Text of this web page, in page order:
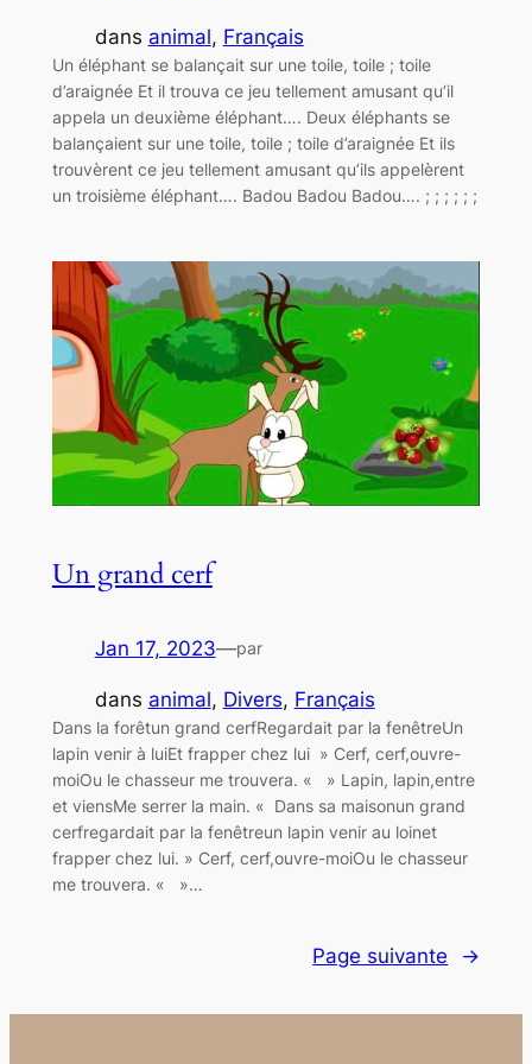
dans animal, Français
Un éléphant se balançait sur une toile, toile ; toile
d’araignée Et il trouva ce jeu tellement amusant qu’il
appela un deuxième éléphant…. Deux éléphants se
balançaient sur une toile, toile ; toile d’araignée Et ils
trouvèrent ce jeu tellement amusant qu’ils appelèrent
un troisième éléphant…. Badou Badou Badou…. ; ; ; ; ; ;
Un grand cerf
Jan 17, 2023—par
dans animal, Divers, Français
Dans la forêtun grand cerfRegardait par la fenêtreUn
lapin venir à luiEt frapper chez lui » Cerf, cerf,ouvre-
moiOu le chasseur me trouvera. « » Lapin, lapin,entre
et viensMe serrer la main. « Dans sa maisonun grand
cerfregardait par la fenêtreun lapin venir au loinet
frapper chez lui. » Cerf, cerf,ouvre-moiOu le chasseur
me trouvera. « »…
Page suivante →